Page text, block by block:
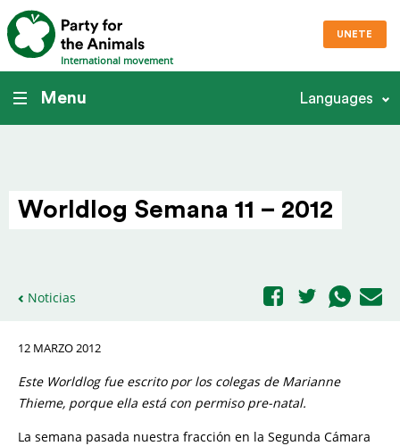
International movement
UNETE
Menu Languages
Worldlog Semana 11 – 2012
Noticias
12 MARZO 2012
Este Worldlog fue escrito por los colegas de Marianne
Thieme, porque ella está con permiso pre-natal.
La semana pasada nuestra fracción en la Segunda Cámara